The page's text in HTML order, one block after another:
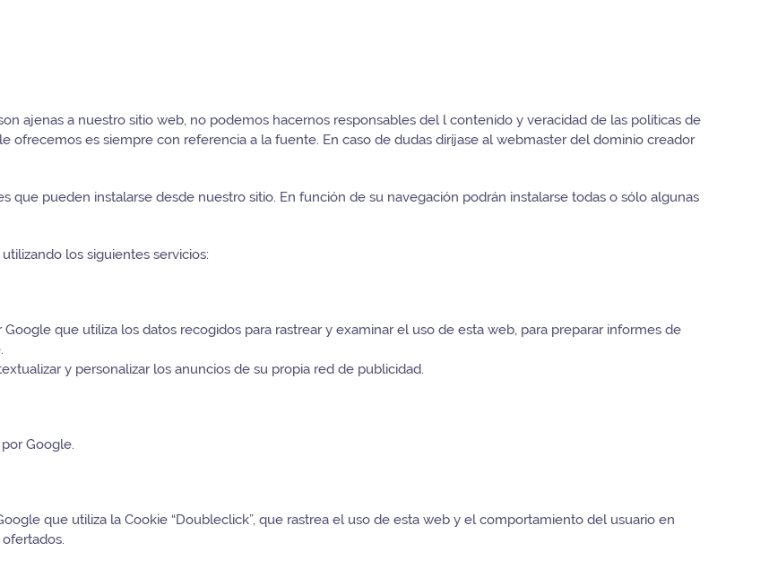
ajenas a nuestro sitio web, no podemos hacernos responsables del l contenido y veracidad de las políticas de
ofrecemos es siempre con referencia a la fuente. En caso de dudas diríjase al webmaster del dominio creador
pueden instalarse desde nuestro sitio. En función de su navegación podrán instalarse todas o sólo algunas
los siguientes servicios:
que utiliza los datos recogidos para rastrear y examinar el uso de esta web, para preparar informes de
y personalizar los anuncios de su propia red de publicidad.
Google.
que utiliza la Cookie “Doubleclick”, que rastrea el uso de esta web y el comportamiento del usuario en